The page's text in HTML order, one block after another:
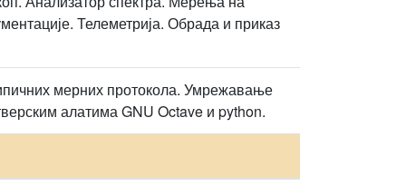
Телеметрија. Обрада и приказ
мерних протокола. Умрежавање
алатима GNU Octave и python.